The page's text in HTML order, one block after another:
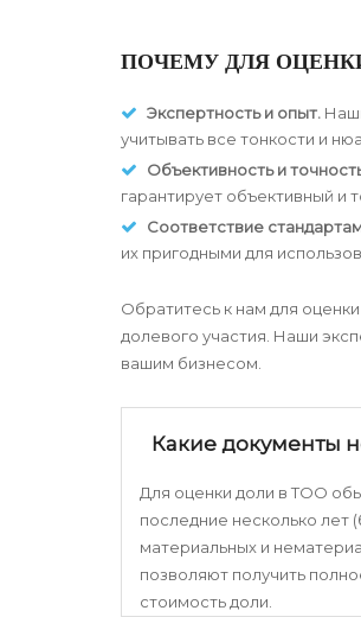
ПОЧЕМУ ДЛЯ
Экспертность и опыт.
учитывать все тонкости и
Объективность и
гарантирует объективный и
Соответствие
их пригодными для
Обратитесь к нам для
долевого участия. Наши
вашим бизнесом.
Какие документы
Для оценки доли в ТОО
последние несколько лет
материальных и
позволяют получить
стоимость доли.